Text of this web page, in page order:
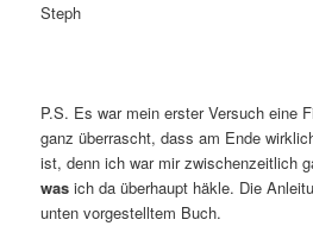
Steph
P.S. Es war mein erster Versuch eine
ganz überrascht, dass am Ende
ist, denn ich war mir zwischenzeitlich
was ich da überhaupt häkle. Die
unten vorgestelltem Buch.